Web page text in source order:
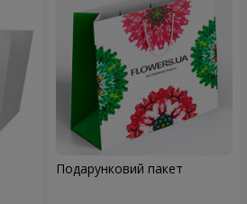
Подарунковий пакет